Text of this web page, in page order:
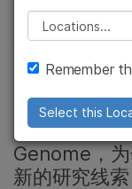
公司
支持
推荐内容链接
解码
区”中
台北荣总牛
Genome，
新的研究线索
农业基因组
复杂疾病
Please
Remember
Select this